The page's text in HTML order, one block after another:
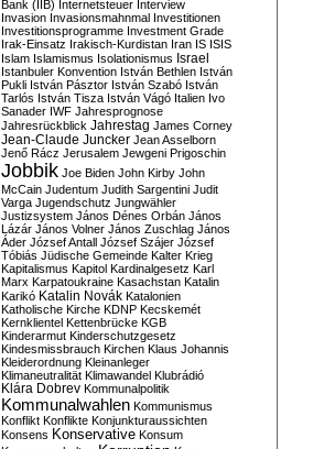
Bank (IIB) Internetsteuer Interview
Invasion Invasionsmahnmal Investitionen
Investitionsprogramme Investment Grade
Irak-Einsatz Irakisch-Kurdistan Iran IS ISIS
Islam Islamismus Isolationismus Israel
Istanbuler Konvention István Bethlen István
Pukli István Pásztor István Szabó István
Tarlós István Tisza István Vágó Italien Ivo
Sanader IWF Jahresprognose
Jahresrückblick Jahrestag James Corney
Jean-Claude Juncker Jean Asselborn
Jenő Rácz Jerusalem Jewgeni Prigoschin
Jobbik Joe Biden John Kirby John
McCain Judentum Judith Sargentini Judit
Varga Jugendschutz Jungwähler
Justizsystem János Dénes Orbán János
Lázár János Volner János Zuschlag János
Áder József Antall József Szájer József
Tóbiás Jüdische Gemeinde Kalter Krieg
Kapitalismus Kapitol Kardinalgesetz Karl
Marx Karpatoukraine Kasachstan Katalin
Karikó Katalin Novák Katalonien
Katholische Kirche KDNP Kecskemét
Kernklientel Kettenbrücke KGB
Kinderarmut Kinderschutzgesetz
Kindesmissbrauch Kirchen Klaus Johannis
Kleiderordnung Kleinanleger
Klimaneutralität Klimawandel Klubrádió
Klára Dobrev Kommunalpolitik
Kommunalwahlen Kommunismus
Konflikt Konflikte Konjunkturaussichten
Konsens Konservative Konsum